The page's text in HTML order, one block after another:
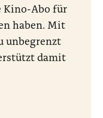
Kino-Abo für
haben. Mit
unbegrenzt
damit